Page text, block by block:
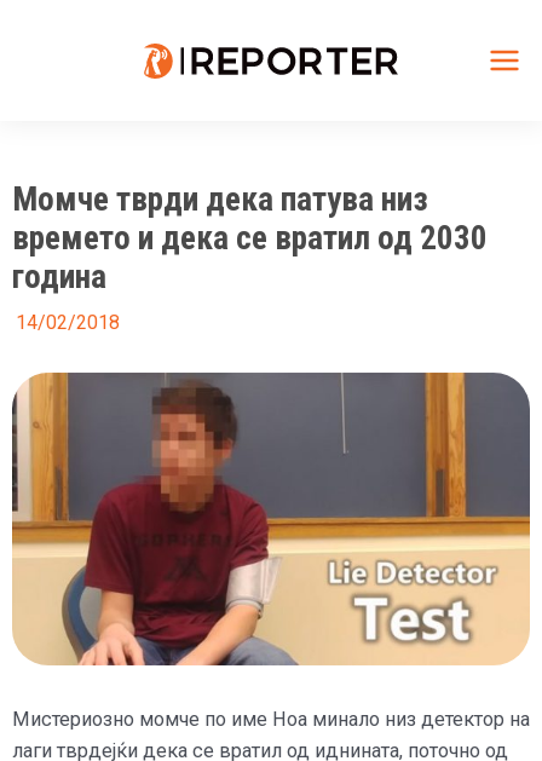
Момче тврди дека патува низ
времето и дека се вратил од 2030
година
14/02/2018
Мистериозно момче по име Ноа минало низ детектор на
лаги тврдејќи дека се вратил од иднината, поточно од